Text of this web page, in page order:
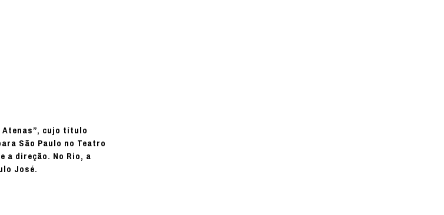
Atenas”, cujo título
São Paulo no Teatro
a direção. No Rio, a
José.